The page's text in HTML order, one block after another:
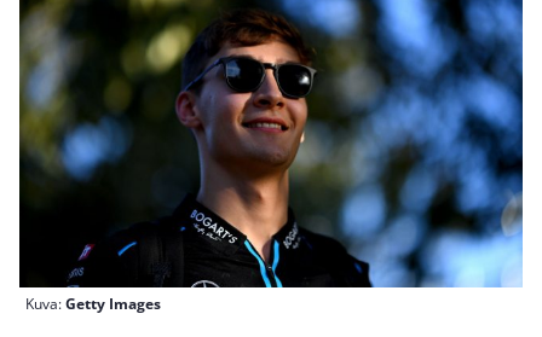
Kuva:Getty Images